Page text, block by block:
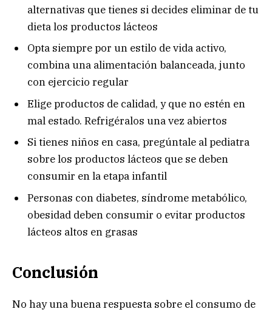
alternativas que tienes si decides eliminar de tu
dieta los productos lácteos
Opta siempre por un estilo de vida activo,
combina una alimentación balanceada, junto
con ejercicio regular
Elige productos de calidad, y que no estén en
mal estado. Refrigéralos una vez abiertos
Si tienes niños en casa, pregúntale al pediatra
sobre los productos lácteos que se deben
consumir en la etapa infantil
Personas con diabetes, síndrome metabólico,
obesidad deben consumir o evitar productos
lácteos altos en grasas
Conclusión
No hay una buena respuesta sobre el consumo de